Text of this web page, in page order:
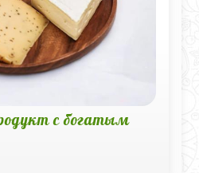
с богатым